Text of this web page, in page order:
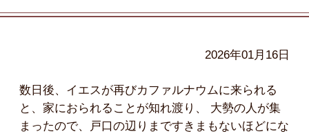
2026年01月16日
数日後、イエスが再びカファルナウムに来られる
と、家におられることが知れ渡り、 大勢の人が集
まったので、戸口の辺りまですきまもないほどにな